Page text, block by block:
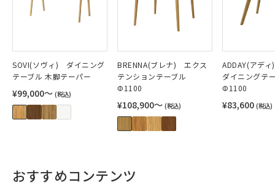
SOVI(ソヴィ) ダイニング
テーブル 木脚テーパー
¥99,000〜 (税込)
BRENNA(ブレナ) エクス
テンションテーブル
Φ1100
¥108,900〜 (税込)
ADDAY(アデ
ダイニングテ
Φ1100
¥83,600 (税込)
おすすめコンテンツ